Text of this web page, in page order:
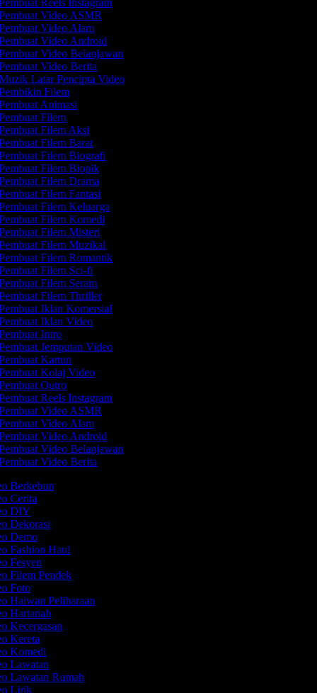
Reels Instagram
Video ASMR
Video Alam
Video Android
Video Belanjawan
Video Berita
Latar Pencipta Video
Filem
Animasi
Filem
Filem Aksi
Filem Barat
Filem Biografi
Filem Biopik
Filem Drama
Filem Fantasi
Filem Keluarga
Filem Komedi
Filem Misteri
Filem Muzikal
Filem Romantik
Filem Sci-fi
Filem Seram
Filem Thriller
Iklan Komersial
Iklan Video
Intro
Jemputan Video
Kartun
Kolaj Video
Outro
Reels Instagram
Video ASMR
Video Alam
Video Android
Video Belanjawan
Video Berita
Berkebun
Cerita
DIY
Dekorasi
Demo
Fashion Haul
Fesyen
Filem Pendek
Foto
Haiwan Peliharaan
Hartanah
Kecergasan
Kereta
Komedi
Lawatan
Lawatan Rumah
Lirik